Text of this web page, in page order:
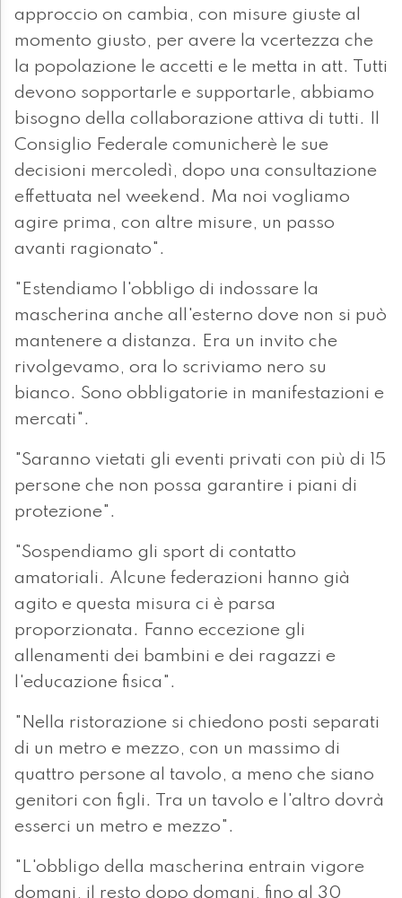
approccio on cambia, con misure giuste al
momento giusto, per avere la vcertezza che
la popolazione le accetti e le metta in att. Tutti
devono sopportarle e supportarle, abbiamo
bisogno della collaborazione attiva di tutti. Il
Consiglio Federale comunicherè le sue
decisioni mercoledì, dopo una consultazione
effettuata nel weekend. Ma noi vogliamo
agire prima, con altre misure, un passo
avanti ragionato".
"Estendiamo l'obbligo di indossare la
mascherina anche all'esterno dove non si può
mantenere a distanza. Era un invito che
rivolgevamo, ora lo scriviamo nero su
bianco. Sono obbligatorie in manifestazioni e
mercati".
"Saranno vietati gli eventi privati con più di 15
persone che non possa garantire i piani di
protezione".
"Sospendiamo gli sport di contatto
amatoriali. Alcune federazioni hanno già
agito e questa misura ci è parsa
proporzionata. Fanno eccezione gli
allenamenti dei bambini e dei ragazzi e
l'educazione fisica".
"Nella ristorazione si chiedono posti separati
di un metro e mezzo, con un massimo di
quattro persone al tavolo, a meno che siano
genitori con figli. Tra un tavolo e l'altro dovrà
esserci un metro e mezzo".
"L'obbligo della mascherina entrain vigore
domani, il resto dopo domani, fino al 30